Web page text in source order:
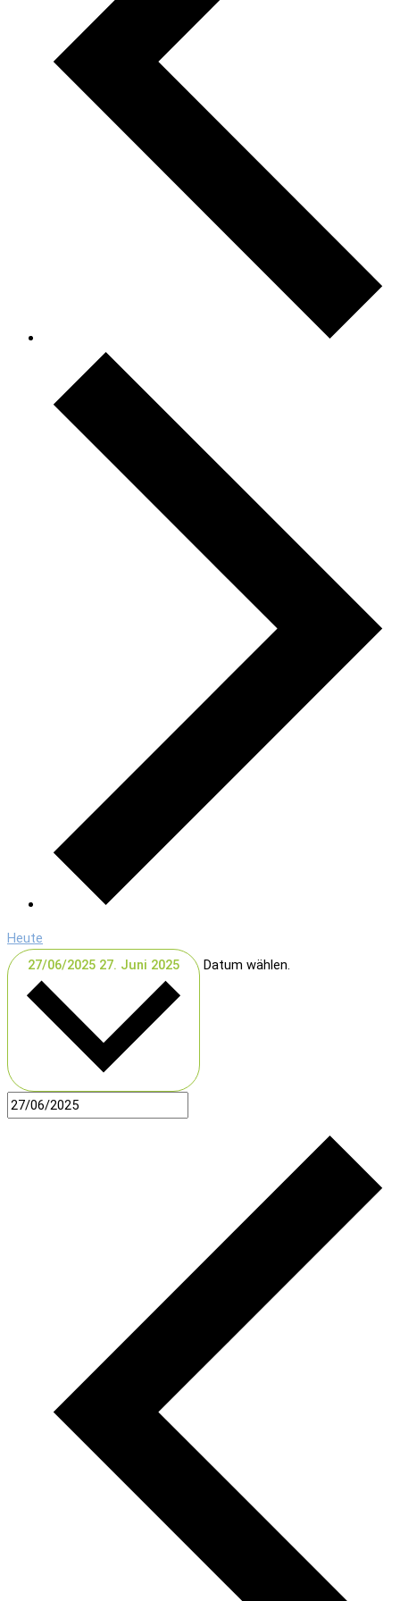
Heute
27/06/2025 27. Juni 2025 Datum wählen.